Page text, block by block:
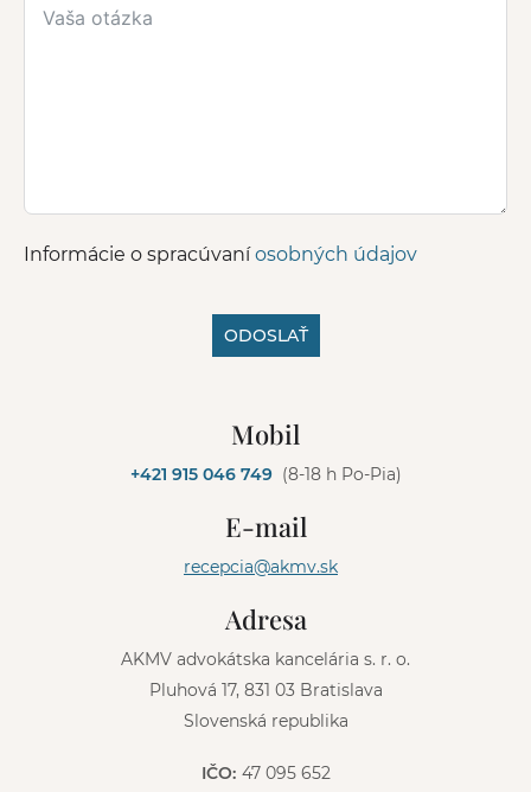
Informácie o spracúvaníosobných údajov
ODOSLAŤ
Mobil
+421 915 046 749 (8-18 h Po-Pia)
E-mail
recepcia@akmv.sk
Adresa
AKMV advokátska kancelária s. r. o.
Pluhová 17, 831 03 Bratislava
Slovenská republika
IČO: 47 095 652